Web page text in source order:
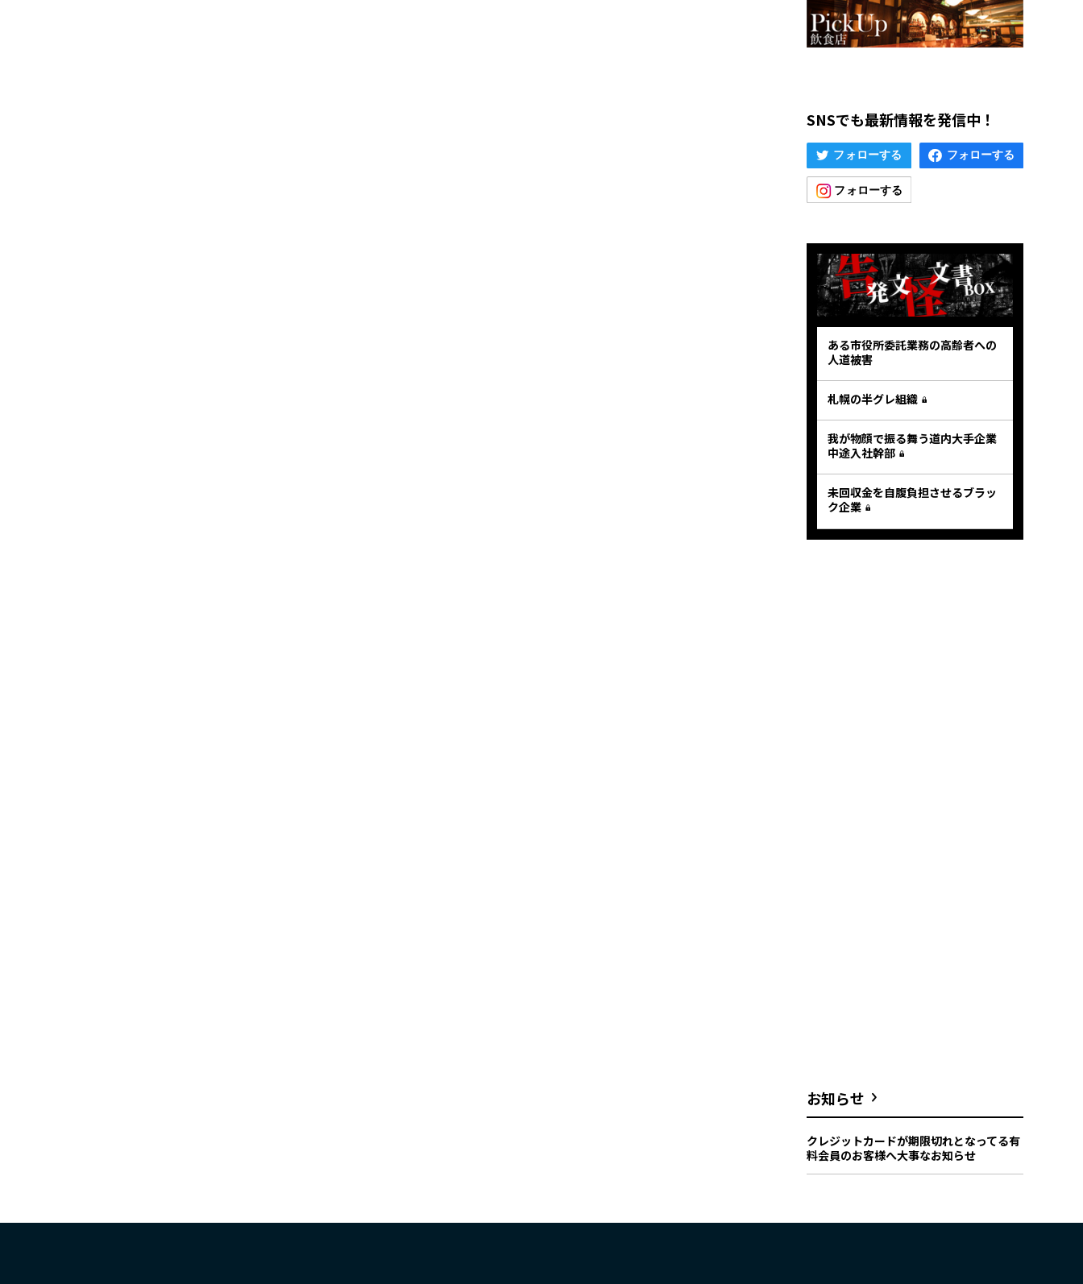
SNSでも最新情報を発信中！
ある市役所委託業務の高齢者への
人道被害
札幌の半グレ組織
我が物顔で振る舞う道内大手企業
中途入社幹部
未回収金を自腹負担させるブラッ
ク企業
お知らせ
クレジットカードが期限切れとなってる有
料会員のお客様へ大事なお知らせ